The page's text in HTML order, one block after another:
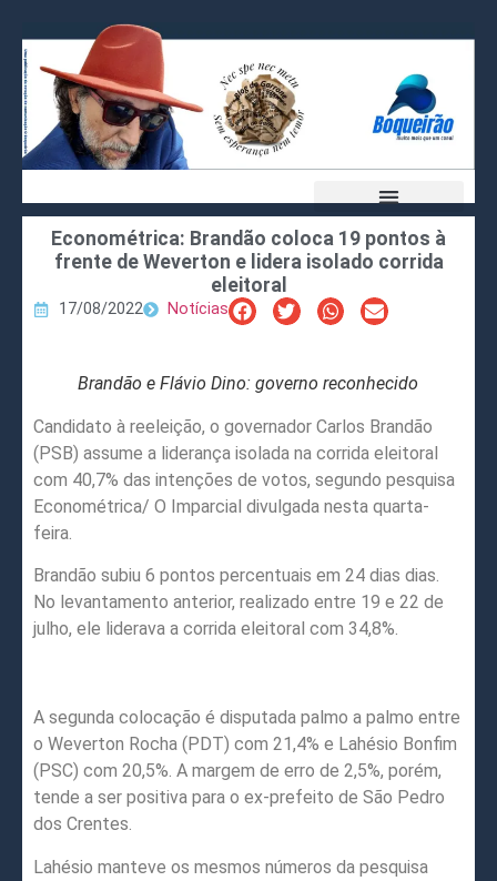
Econométrica: Brandão coloca 19 pontos à
frente de Weverton e lidera isolado corrida
eleitoral
17/08/2022 Notícias
Brandão e Flávio Dino: governo reconhecido
Candidato à reeleição, o governador Carlos Brandão
(PSB) assume a liderança isolada na corrida eleitoral
com 40,7% das intenções de votos, segundo pesquisa
Econométrica/ O Imparcial divulgada nesta quarta-
feira.
Brandão subiu 6 pontos percentuais em 24 dias dias.
No levantamento anterior, realizado entre 19 e 22 de
julho, ele liderava a corrida eleitoral com 34,8%.
A segunda colocação é disputada palmo a palmo entre
o Weverton Rocha (PDT) com 21,4% e Lahésio Bonfim
(PSC) com 20,5%. A margem de erro de 2,5%, porém,
tende a ser positiva para o ex-prefeito de São Pedro
dos Crentes.
Lahésio manteve os mesmos números da pesquisa